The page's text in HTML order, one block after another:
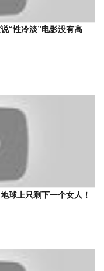
“性冷淡”电影没有高
球上只剩下一个女人！